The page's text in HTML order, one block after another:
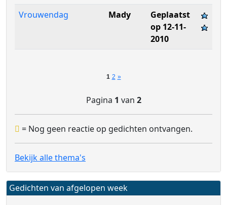
Vrouwendag
Mady
Geplaatst
op 12-11-
2010
1 2 »
Pagina 1 van 2
= Nog geen reactie op gedichten ontvangen.
Bekijk alle thema's
Gedichten van afgelopen week